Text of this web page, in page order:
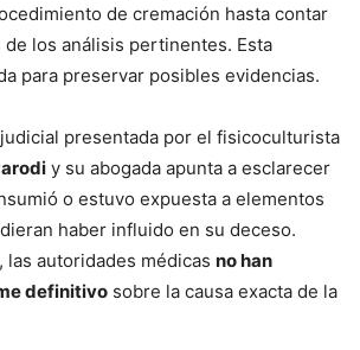
de cremación hasta contar
los análisis pertinentes. Esta
para preservar posibles evidencias.
presentada por el fisicoculturista
y su abogada apunta a esclarecer
o estuvo expuesta a elementos
haber influido en su deceso.
las autoridades médicas no han
definitivo sobre la causa exacta de la